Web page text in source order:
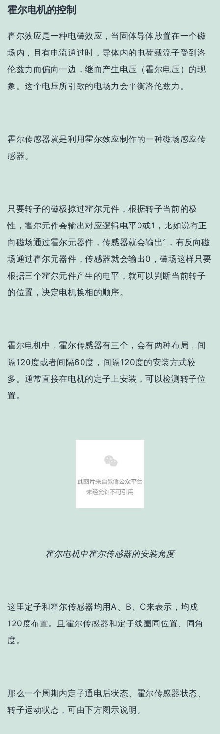
霍尔电机的控制
‌霍尔效应是一种电磁效应，当固体导体放置在一个磁
场内，且有电流通过时，导体内的电荷载流子受到洛
伦兹力而偏向一边，继而产生电压（霍尔电压）的现
象。这个电压所引致的电场力会平衡洛伦兹力。
霍尔传感器就是利用霍尔效应制作的一种磁场感应传
感器。
只要转子的磁极掠过霍尔元件，根据转子当前的极
性，霍尔元件会输出对应逻辑电平0或1，比如说有正
向磁场通过霍尔元器件，传感器就会输出1，有反向磁
场通过霍尔元器件，传感器就会输出0，磁场这样只要
根据三个霍尔元件产生的电平，就可以判断当前转子
的位置，决定电机换相的顺序。
霍尔电机中，霍尔传感器有三个，会有两种布局，间
隔120度或者间隔60度，间隔120度的安装方式较
多。通常直接在电机的定子上安装，可以检测转子位
置。
霍尔电机中霍尔传感器的安装角度
这里定子和霍尔传感器均用A、B、C来表示，均成
120度布置。且霍尔传感器和定子线圈同位置、同角
度。
那么一个周期内定子通电后状态、霍尔传感器状态、
转子运动状态，可由下方图示说明。